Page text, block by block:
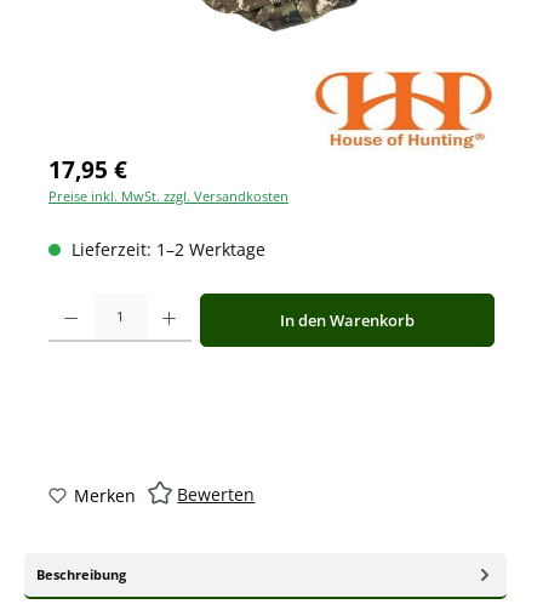
17,95 €
Preise inkl. MwSt. zzgl. Versandkosten
Lieferzeit: 1–2 Werktage
Produkt Anzahl: Gib den gewünschten Wert ein oder benutze die
In den Warenkorb
Merken Bewerten
Beschreibung